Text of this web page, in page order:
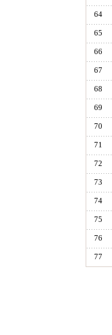
64
65
66
67
68
69
70
71
72
73
74
75
76
77